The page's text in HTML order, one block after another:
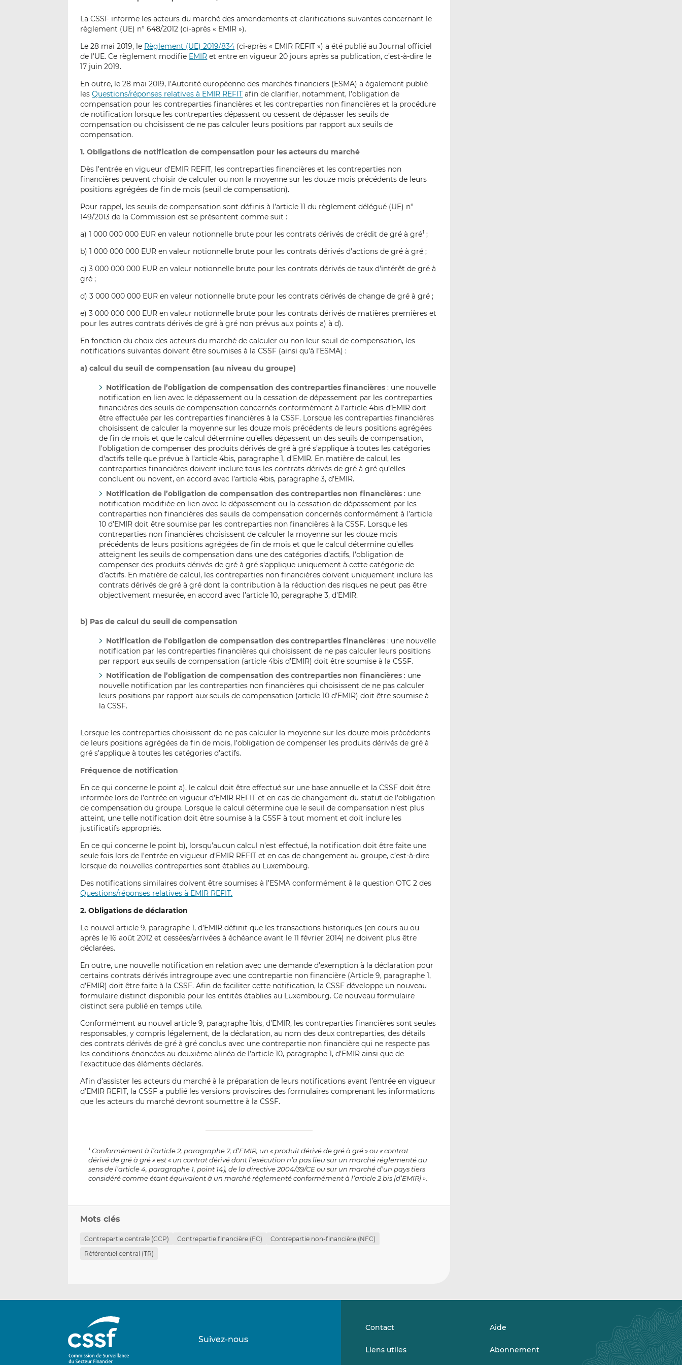
a
m
do
La CSSF informe les acteurs du marché des amendements et clarifications suivantes concernant le
règlement (UE) n° 648/2012 (ci-après « EMIR »).
Le 28 mai 2019, le Règlement (UE) 2019/834 (ci-après « EMIR REFIT ») a été publié au Journal officiel
de l’UE. Ce règlement modifie EMIR et entre en vigueur 20 jours après sa publication, c’est-à-dire le
17 juin 2019.
En outre, le 28 mai 2019, l’Autorité européenne des marchés financiers (ESMA) a également publié
lesQuestions/réponses relatives à EMIR REFIT afin de clarifier, notamment, l’obligation de
compensation pour les contreparties financières et les contreparties non financières et la procédure
de notification lorsque les contreparties dépassent ou cessent de dépasser les seuils de
compensation ou choisissent de ne pas calculer leurs positions par rapport aux seuils de
compensation.
1. Obligations de notification de compensation pour les acteurs du marché
Dès l’entrée en vigueur d’EMIR REFIT, les contreparties financières et les contreparties non
financières peuvent choisir de calculer ou non la moyenne sur les douze mois précédents de leurs
positions agrégées de fin de mois (seuil de compensation).
Pour rappel, les seuils de compensation sont définis à l’article 11 du règlement délégué (UE) n°
149/2013 de la Commission est se présentent comme suit :
a) 1 000 000 000 EUR en valeur notionnelle brute pour les contrats dérivés de crédit de gré à gré1 ;
b) 1 000 000 000 EUR en valeur notionnelle brute pour les contrats dérivés d’actions de gré à gré ;
c) 3 000 000 000 EUR en valeur notionnelle brute pour les contrats dérivés de taux d’intérêt de gré à
gré ;
d) 3 000 000 000 EUR en valeur notionnelle brute pour les contrats dérivés de change de gré à gré ;
e) 3 000 000 000 EUR en valeur notionnelle brute pour les contrats dérivés de matières premières et
pour les autres contrats dérivés de gré à gré non prévus aux points a) à d).
En fonction du choix des acteurs du marché de calculer ou non leur seuil de compensation, les
notifications suivantes doivent être soumises à la CSSF (ainsi qu’à l’ESMA) :
a) calcul du seuil de compensation (au niveau du groupe)
Notification de l’obligation de compensation des contreparties financières: une nouvelle
notification en lien avec le dépassement ou la cessation de dépassement par les contreparties
financières des seuils de compensation concernés conformément à l’article 4bis d’EMIR doit
être effectuée par les contreparties financières à la CSSF. Lorsque les contreparties financières
choisissent de calculer la moyenne sur les douze mois précédents de leurs positions agrégées
de fin de mois et que le calcul détermine qu’elles dépassent un des seuils de compensation,
l’obligation de compenser des produits dérivés de gré à gré s’applique à toutes les catégories
d’actifs telle que prévue à l’article 4bis, paragraphe 1, d’EMIR. En matière de calcul, les
contreparties financières doivent inclure tous les contrats dérivés de gré à gré qu’elles
concluent ou novent, en accord avec l’article 4bis, paragraphe 3, d’EMIR.
Notification de l’obligation de compensation des contreparties non financières: une
notification modifiée en lien avec le dépassement ou la cessation de dépassement par les
contreparties non financières des seuils de compensation concernés conformément à l’article
10 d’EMIR doit être soumise par les contreparties non financières à la CSSF. Lorsque les
contreparties non financières choisissent de calculer la moyenne sur les douze mois
précédents de leurs positions agrégées de fin de mois et que le calcul détermine qu’elles
atteignent les seuils de compensation dans une des catégories d’actifs, l’obligation de
compenser des produits dérivés de gré à gré s’applique uniquement à cette catégorie de
d’actifs. En matière de calcul, les contreparties non financières doivent uniquement inclure les
contrats dérivés de gré à gré dont la contribution à la réduction des risques ne peut pas être
objectivement mesurée, en accord avec l’article 10, paragraphe 3, d’EMIR.
b) Pas de calcul du seuil de compensation
Notification de l’obligation de compensation des contreparties financières: une nouvelle
notification par les contreparties financières qui choisissent de ne pas calculer leurs positions
par rapport aux seuils de compensation (article 4bis d’EMIR) doit être soumise à la CSSF.
Notification de l’obligation de compensation des contreparties non financières: une
nouvelle notification par les contreparties non financières qui choisissent de ne pas calculer
leurs positions par rapport aux seuils de compensation (article 10 d’EMIR) doit être soumise à
la CSSF.
Lorsque les contreparties choisissent de ne pas calculer la moyenne sur les douze mois précédents
de leurs positions agrégées de fin de mois, l’obligation de compenser les produits dérivés de gré à
gré s’applique à toutes les catégories d’actifs.
Fréquence de notification
En ce qui concerne le point a), le calcul doit être effectué sur une base annuelle et la CSSF doit être
informée lors de l’entrée en vigueur d’EMIR REFIT et en cas de changement du statut de l’obligation
de compensation du groupe. Lorsque le calcul détermine que le seuil de compensation n’est plus
atteint, une telle notification doit être soumise à la CSSF à tout moment et doit inclure les
justificatifs appropriés.
En ce qui concerne le point b), lorsqu’aucun calcul n’est effectué, la notification doit être faite une
seule fois lors de l’entrée en vigueur d’EMIR REFIT et en cas de changement au groupe, c’est-à-dire
lorsque de nouvelles contreparties sont établies au Luxembourg.
Des notifications similaires doivent être soumises à l’ESMA conformément à la question OTC 2 des
Questions/réponses relatives à EMIR REFIT.
2. Obligations de déclaration
Le nouvel article 9, paragraphe 1, d’EMIR définit que les transactions historiques (en cours au ou
après le 16 août 2012 et cessées/arrivées à échéance avant le 11 février 2014) ne doivent plus être
déclarées.
En outre, une nouvelle notification en relation avec une demande d’exemption à la déclaration pour
certains contrats dérivés intragroupe avec une contrepartie non financière (Article 9, paragraphe 1,
d’EMIR) doit être faite à la CSSF. Afin de faciliter cette notification, la CSSF développe un nouveau
formulaire distinct disponible pour les entités établies au Luxembourg. Ce nouveau formulaire
distinct sera publié en temps utile.
Conformément au nouvel article 9, paragraphe 1bis, d’EMIR, les contreparties financières sont seules
responsables, y compris légalement, de la déclaration, au nom des deux contreparties, des détails
des contrats dérivés de gré à gré conclus avec une contrepartie non financière qui ne respecte pas
les conditions énoncées au deuxième alinéa de l’article 10, paragraphe 1, d’EMIR ainsi que de
l’exactitude des éléments déclarés.
Afin d’assister les acteurs du marché à la préparation de leurs notifications avant l’entrée en vigueur
d’EMIR REFIT, la CSSF a publié les versions provisoires des formulaires comprenant les informations
que les acteurs du marché devront soumettre à la CSSF.
1 Conformément à l’article 2, paragraphe 7, d’EMIR, un « produit dérivé de gré à gré » ou « contrat
dérivé de gré à gré » est « un contrat dérivé dont l’exécution n’a pas lieu sur un marché réglementé au
sens de l’article 4, paragraphe 1, point 14), de la directive 2004/39/CE ou sur un marché d’un pays tiers
considéré comme étant équivalent à un marché réglementé conformément à l’article 2 bis [d’EMIR] »
Mots clés
Contrepartie centrale (CCP) Contrepartie financière (FC)
Contrepartie non-financière (NFC)
Référentiel central (TR)
Suivez-nous
Contact Aide
Liens utiles Abonnement